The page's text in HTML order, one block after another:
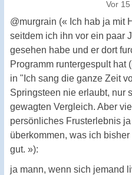
Vor
@murgrain (« Ich hab ja mit
seitdem ich ihn vor ein paar
gesehen habe und er dort
Programm runtergespult hat
in "Ich sang die ganze Zeit
Springsteen nie erlaubt, nur
gewagten Vergleich. Aber
persönliches Frusterlebnis
überkommen, was ich
gut. »):
ja mann, wenn sich jemand